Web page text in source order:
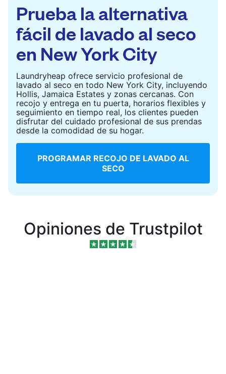
CONSULTAR PRECIOS
Prueba la alternativa
fácil de lavado al seco
en New York City
Laundryheap ofrece servicio profesional de
lavado al seco en todo New York City, incluyendo
Hollis, Jamaica Estates y zonas cercanas. Con
recojo y entrega en tu puerta, horarios flexibles y
seguimiento en tiempo real, los clientes pueden
disfrutar del cuidado profesional de sus prendas
desde la comodidad de su hogar.
PROGRAMAR RECOJO DE LAVADO AL
SECO
Opiniones de Trustpilot